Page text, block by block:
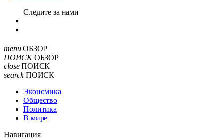
Cледите за нами
menu ОБЗОР
ПОИСК ОБЗОР
close ПОИСК
search ПОИСК
Экономика
Общество
Политика
В мире
Навигация